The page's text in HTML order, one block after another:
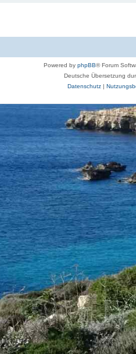
Powered by phpBB® Forum
Deutsche Übersetzung
Datenschutz|